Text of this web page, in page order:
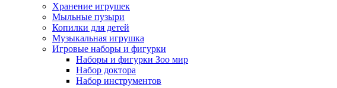
Хранение игрушек
Мыльные пузыри
Копилки для детей
Музыкальная игрушка
Игровые наборы и фигурки
Наборы и фигурки Зоо мир
Набор доктора
Набор инструментов